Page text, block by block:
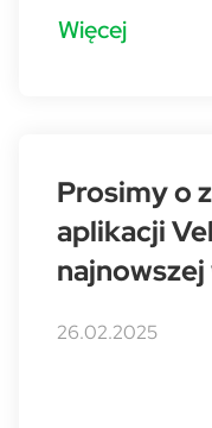
Więcej
Prosimy o
aplikacji
26.02.2025